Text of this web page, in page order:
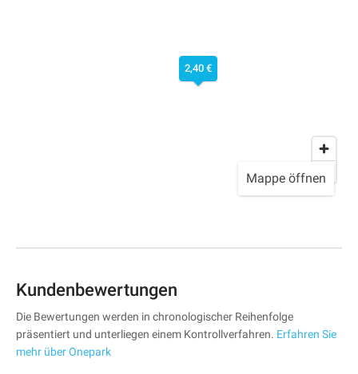
2,40 €
Mappe öffnen
Kundenbewertungen
Die Bewertungen werden in chronologischer Reihenfolge
präsentiert und unterliegen einem Kontrollverfahren. Erfahren Sie
mehr über Onepark